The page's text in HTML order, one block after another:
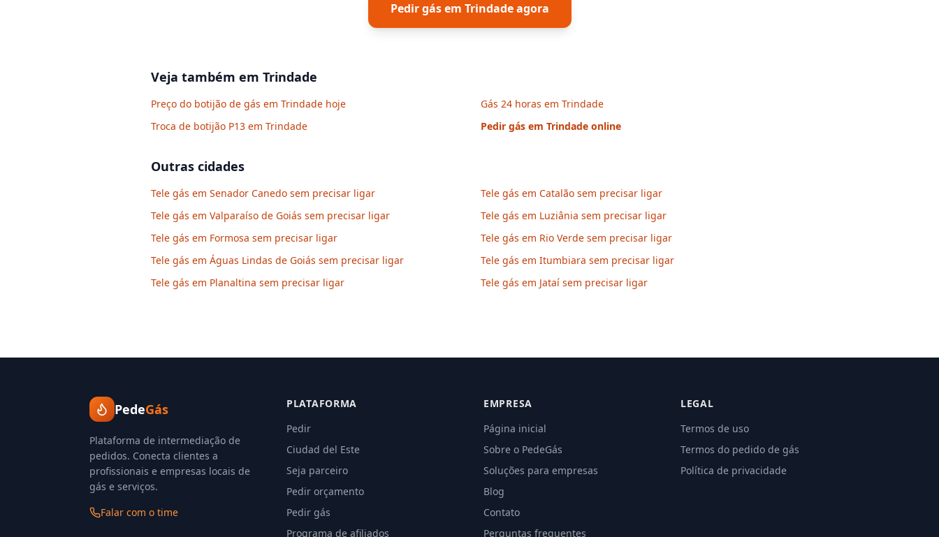
Pedir gás em Trindadeagora
Veja também em Trindade
Preço do botijão de gás em Trindade hoje
Gás 24 horas em Trindade
Troca de botijão P13 em Trindade
Pedir gás em Trindade online
Outras cidades
Tele gás em Senador Canedo sem precisar ligar
Tele gás em Catalão sem precisar ligar
Tele gás em Valparaíso de Goiás sem precisar ligar
Tele gás em Luziânia sem precisar ligar
Tele gás em Formosa sem precisar ligar
Tele gás em Rio Verde sem precisar ligar
Tele gás em Águas Lindas de Goiás sem precisar ligar
Tele gás em Itumbiara sem precisar ligar
Tele gás em Planaltina sem precisar ligar
Tele gás em Jataí sem precisar ligar
PedeGás
Plataforma de intermediação de
pedidos. Conecta clientes a
profissionais e empresas locais de
gás e serviços.
Falar com o time
PLATAFORMA
Pedir
Ciudad del Este
Seja parceiro
Pedir orçamento
Pedir gás
Programa de afiliados
EMPRESA
Página inicial
Sobre o PedeGás
Soluções para empresas
Blog
Contato
Perguntas frequentes
LEGAL
Termos de uso
Termos do pedido de gás
Política de privacidade